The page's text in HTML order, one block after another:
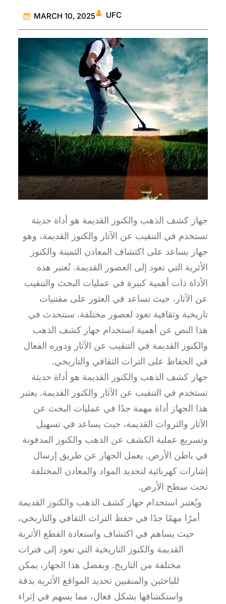
MARCH 10, 2025 UFC
جهاز كشف الذهب والكنوز القديمة هو أداة حديثة
تستخدم في التنقيب عن الآثار والكنوز القديمة، وهو
جهاز يساعد على اكتشاف المعادن الثمينة والكنوز
الأثرية التي تعود إلى العصور القديمة. تُعتبر هذه
الأداة ذات أهمية كبيرة في عمليات البحث والتنقيب
عن الآثار، حيث تساعد في العثور على مقتنيات
تاريخية وثقافية تعود لعصور مختلفة. سنتحدث في
هذا النص عن أهمية استخدام جهاز كشف الذهب
والكنوز القديمة في التنقيب عن الآثار ودوره الفعال
في الحفاظ على التراث الثقافي والتاريخي.
جهاز كشف الذهب والكنوز القديمة هو أداة حديثة
تستخدم في التنقيب عن الآثار والكنوز القديمة. يعتبر
هذا الجهاز أداة مهمة جدًا في عمليات البحث عن
الآثار والثروات القديمة، حيث يساعد في تسهيل
وتسريع عملية الكشف عن الذهب والكنوز المدفونة
في باطن الأرض. يعمل الجهاز عن طريق إرسال
إشارات كهربائية لتحديد المواد والمعادن المختلفة
تحت سطح الأرض.
ويُعتبر استخدام جهاز كشف الذهب والكنوز القديمة
أمرًا مهمًا جدًا في حفظ التراث الثقافي والتاريخي،
حيث يساهم في اكتشاف واستعادة القطع الأثرية
القديمة والكنوز التاريخية التي تعود إلى فترات
مختلفة من التاريخ. وبفضل هذا الجهاز، يمكن
للباحثين والمنقبين تحديد المواقع الأثرية بدقة
واستكشافها بشكل فعال، مما يسهم في إثراء